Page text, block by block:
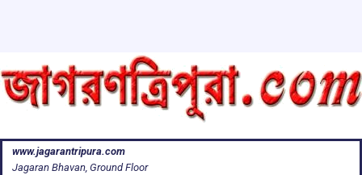
www.jagarantripura.com
Jagaran Bhavan, Ground Floor